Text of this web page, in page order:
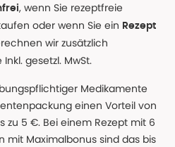
, wenn Sie rezeptfreie
oder wenn Sie ein Rezept
wir zusätzlich
gesetzl. MwSt.
Medikamente
einen Vorteil von
zu 5 €. Bei einem Rezept mit 6
mit Maximalbonus sind das bis